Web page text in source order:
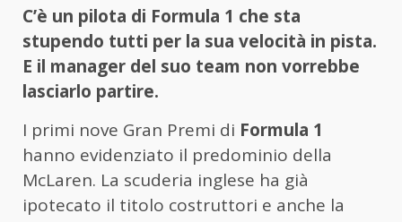
C’è un pilota di Formula 1 che sta
stupendo tutti per la sua velocità in pista.
E il manager del suo team non vorrebbe
lasciarlo partire.
I primi nove Gran Premi di Formula 1
hanno evidenziato il predominio della
McLaren. La scuderia inglese ha già
ipotecato il titolo costruttori e anche la